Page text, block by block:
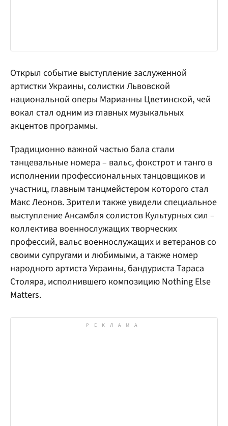
Открыл событие выступление заслуженной
артистки Украины, солистки Львовской
национальной оперы Марианны Цветинской, чей
вокал стал одним из главных музыкальных
акцентов программы.
Традиционно важной частью бала стали
танцевальные номера – вальс, фокстрот и танго в
исполнении профессиональных танцовщиков и
участниц, главным танцмейстером которого стал
Макс Леонов. Зрители также увидели специальное
выступление Ансамбля солистов Культурных сил –
коллектива военнослужащих творческих
профессий, вальс военнослужащих и ветеранов со
своими супругами и любимыми, а также номер
народного артиста Украины, бандуриста Тараса
Столяра, исполнившего композицию Nothing Else
Matters.